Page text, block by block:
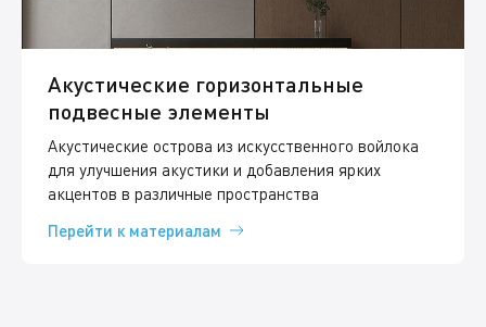
Акустические горизонтальные
подвесные элементы
Акустические острова из искусственного войлока
для улучшения акустики и добавления ярких
акцентов в различные пространства
Перейти к материалам